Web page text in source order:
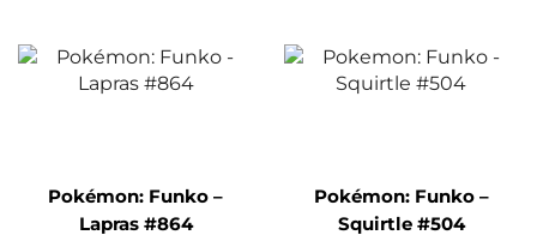
Pokémon: Funko –
Lapras #864
Pokémon: Funko –
Squirtle #504